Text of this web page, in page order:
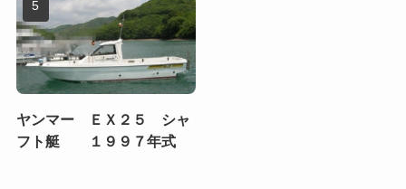
ヤンマー ＥＸ２５ シャ
フト艇 １９９７年式